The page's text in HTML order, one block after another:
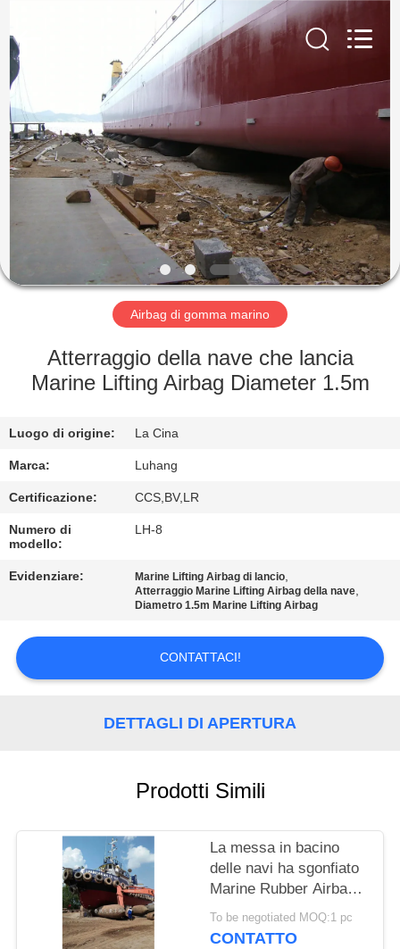
CASA.
PRODOTTI
NOI
ALLA
FABBRICA
CONTROLLO
DELLA
QUALITÀ
CONTATTACI
CHIEDI UN
PREVENTIVO
POLICY
and
Fender
Co.,
Rights
Airbag di gomma marino
Atterraggio della nave che lancia
Marine Lifting Airbag Diameter 1.5m
Luogo di origine: La Cina
Marca: Luhang
Certificazione: CCS,BV,LR
Numero di
modello:
LH-8
Evidenziare: Marine Lifting Airbag di lancio,
Atterraggio Marine Lifting Airbag della nave,
Diametro 1.5m Marine Lifting Airbag
CONTATTACI!
DETTAGLI DI APERTURA
Prodotti Simili
La messa in bacino
delle navi ha sgonfiato
Marine Rubber Airbag
pneumatica
To be negotiated MOQ:1 pc
CONTATTO